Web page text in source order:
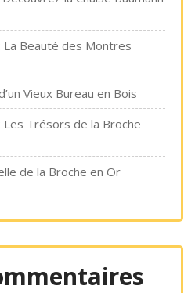
Beauté des Montres
Vieux Bureau en Bois
Trésors de la Broche
de la Broche en Or